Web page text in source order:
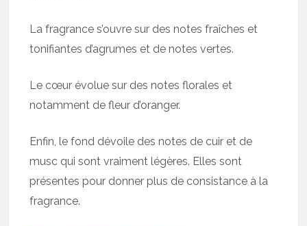
La fragrance s’ouvre sur des notes fraîches et
tonifiantes d’agrumes et de notes vertes.
Le cœur évolue sur des notes florales et
notamment de fleur d’oranger.
Enfin, le fond dévoile des notes de cuir et de
musc qui sont vraiment légères. Elles sont
présentes pour donner plus de consistance à la
fragrance.